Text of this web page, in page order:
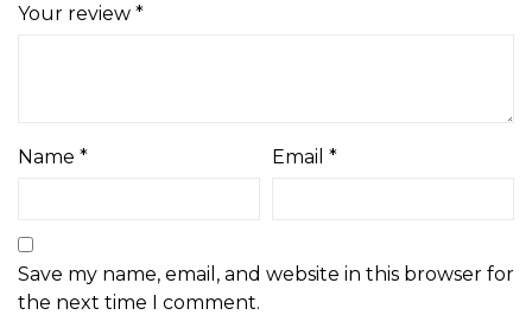
Your review *
Name * Email *
Save my name, email, and website in this browser for
the next time I comment.